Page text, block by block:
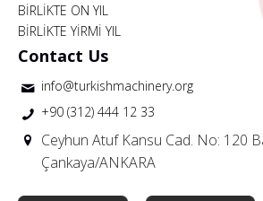
BİRLİKTE ON YIL
BİRLİKTE YİRMİ YIL
Contact Us
info@turkishmachinery.org
+90 (312) 444 12 33
Ceyhun Atuf Kansu Cad. No: 120
Çankaya/ANKARA